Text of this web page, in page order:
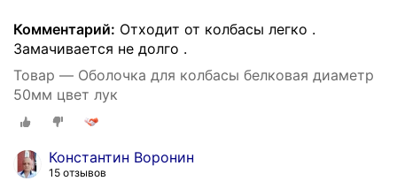
Комментарий: Отходит от колбасы легко .
Замачивается не долго .
Товар — Оболочка для колбасы белковая диаметр
50мм цвет лук
Константин Воронин
15 отзывов